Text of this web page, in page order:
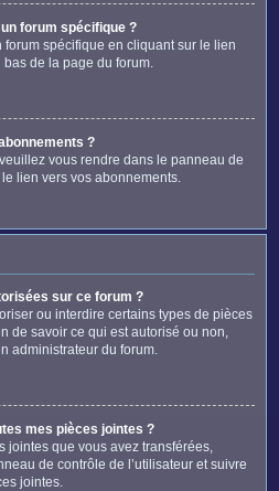
forum spécifique ?
spécifique en cliquant sur le lien
bas de la page du forum.
?
vous rendre dans le panneau de
lien vers vos abonnements.
sur ce forum ?
ou interdire certains types de pièces
de savoir ce qui est autorisé ou non,
administrateur du forum.
mes pièces jointes ?
jointes que vous avez transférées,
de contrôle de l’utilisateur et suivre
jointes.